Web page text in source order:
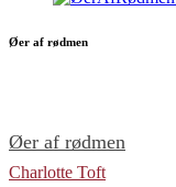
Øer af rødmen
Øer af rødmen
Charlotte Toft